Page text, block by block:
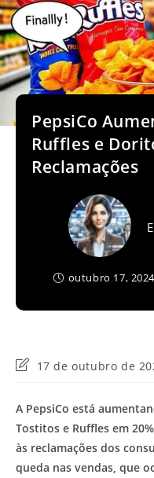
PepsiCo
Ruffles e
Reclamações
outubro 17, 2024
Última
post:
17 de outubro de
A PepsiCo está
Tostitos e Ruffles em
às reclamações dos
queda nas vendas, que